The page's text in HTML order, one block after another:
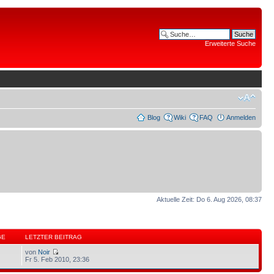
Erweiterte Suche
Blog Wiki FAQ Anmelden
Aktuelle Zeit: Do 6. Aug 2026, 08:37
LETZTER BEITRAG
von Noir
Fr 5. Feb 2010, 23:36